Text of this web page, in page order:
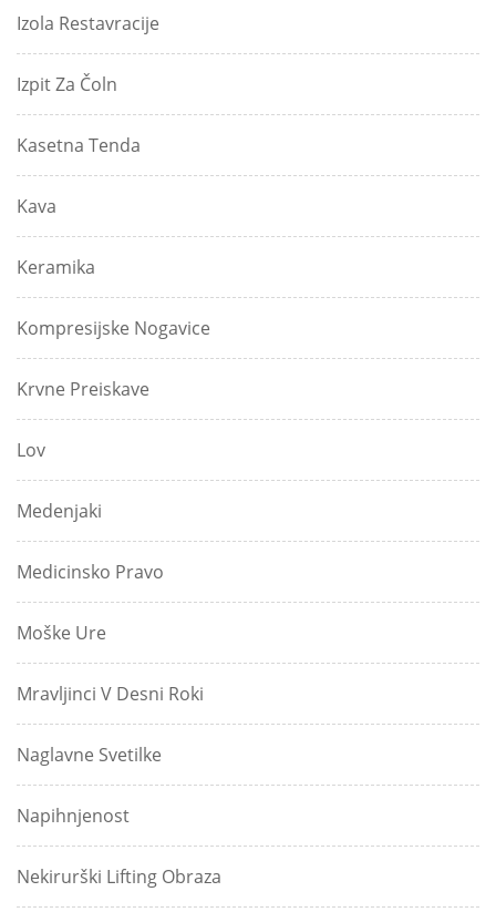
Izola Restavracije
Izpit Za Čoln
Kasetna Tenda
Kava
Keramika
Kompresijske Nogavice
Krvne Preiskave
Lov
Medenjaki
Medicinsko Pravo
Moške Ure
Mravljinci V Desni Roki
Naglavne Svetilke
Napihnjenost
Nekirurški Lifting Obraza